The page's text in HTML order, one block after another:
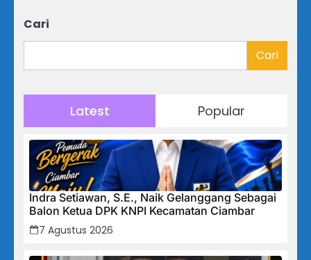
Cari
Cari
Latest Popular
Indra Setiawan, S.E., Naik Gelanggang Sebagai
Balon Ketua DPK KNPI Kecamatan Ciambar
7 Agustus 2026